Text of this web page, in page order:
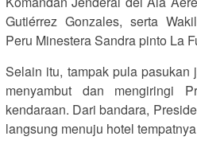
Gutiérrez Gonzales, serta
Peru Minestera Sandra pinto La
Selain itu, tampak pula pasukan
menyambut dan mengiringi
kendaraan. Dari bandara,
langsung menuju hotel